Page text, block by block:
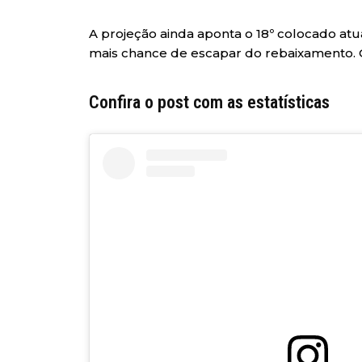
A projeção ainda aponta o 18º colocado
mais chance de escapar do
Confira o post com as estatísticas